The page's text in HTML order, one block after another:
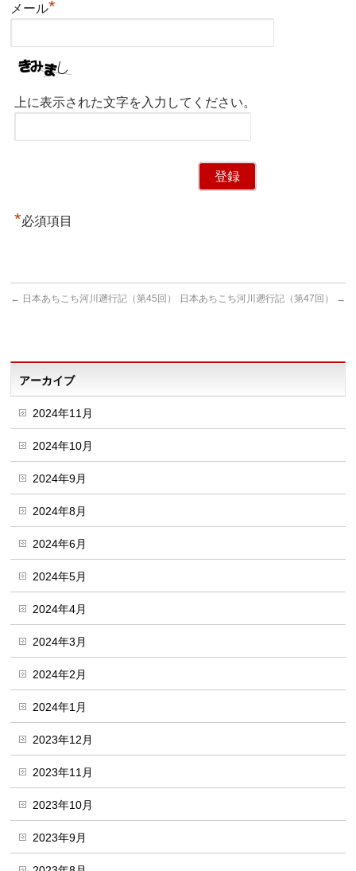
メール*
上に表示された文字を入力してください。
*必須項目
← 日本あちこち河川遡行記（第45回） 日本あちこち河川遡行記（第47回） →
アーカイブ
2024年11月
2024年10月
2024年9月
2024年8月
2024年6月
2024年5月
2024年4月
2024年3月
2024年2月
2024年1月
2023年12月
2023年11月
2023年10月
2023年9月